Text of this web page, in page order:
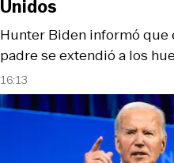
16:13
Hunter Biden informó que
padre se extendió a los
Unidos